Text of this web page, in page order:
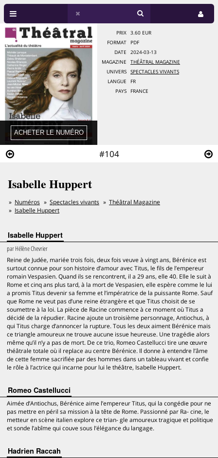
#104
PRIX
3.60 EUR
FORMAT
PDF
DATE
2024-03-13
MAGAZINE
THÉÂTRAL MAGAZINE
UNIVERS
SPECTACLES VIVANTS
LANGUE
FR
PAYS
FRANCE
Isabelle Huppert
Numéros Spectacles vivants
Théâtral Magazine
Isabelle Huppert
Isabelle Huppert
parHélène Chevrier
Reine de Judée, mariée trois fois, deux fois veuve à vingt ans, Bérénice est
surtout connue pour son histoire d’amour avec Titus, le fils de l’empereur
romain Vespasien. Quand ils se rencontrent, il a 29 ans, elle 40. Elle le suit à
Rome et cinq ans plus tard, à la mort de Vespasien, elle espère comme le lui
a promis Titus devenir sa femme et l’impératrice de la puissante Rome. Sauf
que Rome ne veut pas d’une reine étrangère et que Titus choisit de se
soumettre à la loi. La pièce de Racine commence à ce moment où Titus a
décidé de la répudier. Racine ajoute un troisième personnage, Antiochus, à
qui Titus charge d’annoncer la rupture. Tous les deux aiment Bérénice mais
ce triangle amoureux ne trouve aucune issue heureuse. Une tragédie alors
même qu’il n’y a pas de mort. De ce trio, Romeo Castellucci tire une œuvre
théâtrale totale où il replace au centre Bérénice. Il donne à entendre l’âme
de cette femme sacrifiée par des hommes dans un tableau vivant et confie
le rôle à l’actrice qui incarne pour lui le théâtre, Isabelle Huppert.
Romeo Castellucci
Aimée d’Antiochus, Bérénice aime l’empereur Titus, qui la congédie pour ne
pas mettre en péril sa mission à la tête de Rome. Passionné par Ra- cine, le
metteur en scène italien explore ce trian- gle amoureux tragique et politique
et sonde l’abîme qui couve sous l’élégance du langage.
Hadrien Raccah